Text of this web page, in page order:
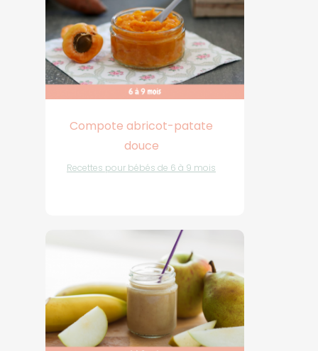
Compote abricot-patate
douce
Recettes pour bébés de 6 à 9 mois